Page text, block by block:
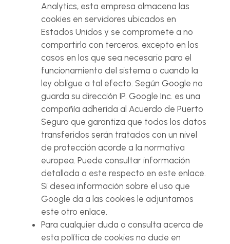
Analytics, esta empresa almacena las
cookies en servidores ubicados en
Estados Unidos y se compromete a no
compartirla con terceros, excepto en los
casos en los que sea necesario para el
funcionamiento del sistema o cuando la
ley obligue a tal efecto. Según Google no
guarda su dirección IP. Google Inc. es una
compañía adherida al Acuerdo de Puerto
Seguro que garantiza que todos los datos
transferidos serán tratados con un nivel
de protección acorde a la normativa
europea. Puede consultar información
detallada a este respecto en este enlace.
Si desea información sobre el uso que
Google da a las cookies le adjuntamos
este otro enlace.
Para cualquier duda o consulta acerca de
esta política de cookies no dude en